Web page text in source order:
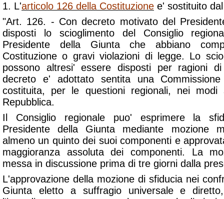
1. L'articolo 126 della Costituzione e' sostituito
"Art. 126. - Con decreto motivato del
disposti lo scioglimento del Consiglio
Presidente della Giunta che abbiano
Costituzione o gravi violazioni di legge. Lo
possono altresi' essere disposti per ragioni
decreto e' adottato sentita una
costituita, per le questioni regionali, nei modi
Repubblica.
Il Consiglio regionale puo' esprimere la
Presidente della Giunta mediante mozione
almeno un quinto dei suoi componenti e
maggioranza assoluta dei componenti. La
messa in discussione prima di tre giorni dalla
L'approvazione della mozione di sfiducia nei
Giunta eletto a suffragio universale e